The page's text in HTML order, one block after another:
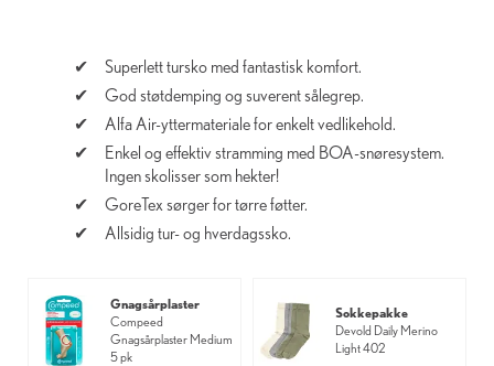
Superlett tursko med fantastisk komfort.
God støtdemping og suverent sålegrep.
Alfa Air-yttermateriale for enkelt vedlikehold.
Enkel og effektiv stramming med BOA-snøresystem.
Ingen skolisser som hekter!
GoreTex sørger for tørre føtter.
Allsidig tur- og hverdagssko.
Gnagsårplaster
Compeed
Gnagsårplaster Medium
5 pk
Sokkepakke
Devold Daily Merino
Light 402